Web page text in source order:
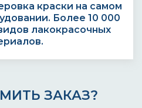
краски на самом
Более 10 000
лакокрасочных
ЗАКАЗ?